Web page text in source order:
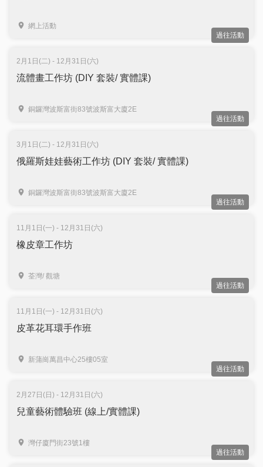
網上活動
過往活動
2月1日(二) - 12月31日(六)
流體畫工作坊 (DIY 套裝/ 實體課)
銅鑼灣波斯富街83號波斯富大廈2E
過往活動
3月1日(二) - 12月31日(六)
俄羅斯娃娃藝術工作坊 (DIY 套裝/ 實體課)
銅鑼灣波斯富街83號波斯富大廈2E
過往活動
11月1日(一) - 12月31日(六)
橡皮章工作坊
荃灣/ 觀塘
過往活動
11月1日(一) - 12月31日(六)
皮革花耳環手作班
新蒲崗萬昌中心25樓05室
過往活動
2月27日(日) - 12月31日(六)
兒童藝術體驗班 (線上/實體課)
灣仔廈門街23號1樓
過往活動